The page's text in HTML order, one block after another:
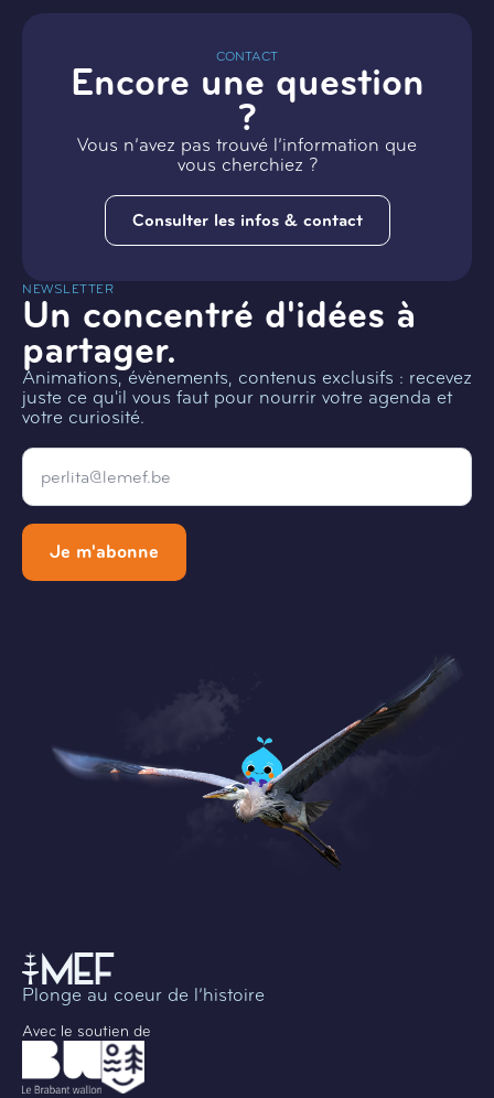
CONTACT
Encore une question
?
Vous n’avez pas trouvé l’information que
vous cherchiez ?
Consulter les infos & contact
NEWSLETTER
Un concentré d'idées à
partager.
Animations, évènements, contenus exclusifs : recevez
juste ce qu'il vous faut pour nourrir votre agenda et
votre curiosité.
Email
Je m'abonne
Plonge au coeur de l’histoire
Avec le soutien de